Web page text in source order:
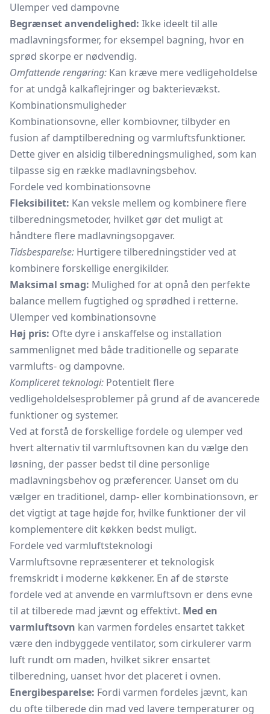
Ulemper ved dampovne
Begrænset anvendelighed: Ikke ideelt til alle
madlavningsformer, for eksempel bagning, hvor en
sprød skorpe er nødvendig.
Omfattende rengøring: Kan kræve mere vedligeholdelse
for at undgå kalkaflejringer og bakterievækst.
Kombinationsmuligheder
Kombinationsovne, eller kombiovner, tilbyder en
fusion af damptilberedning og varmluftsfunktioner.
Dette giver en alsidig tilberedningsmulighed, som kan
tilpasse sig en række madlavningsbehov.
Fordele ved kombinationsovne
Fleksibilitet: Kan veksle mellem og kombinere flere
tilberedningsmetoder, hvilket gør det muligt at
håndtere flere madlavningsopgaver.
Tidsbesparelse: Hurtigere tilberedningstider ved at
kombinere forskellige energikilder.
Maksimal smag: Mulighed for at opnå den perfekte
balance mellem fugtighed og sprødhed i retterne.
Ulemper ved kombinationsovne
Høj pris: Ofte dyre i anskaffelse og installation
sammenlignet med både traditionelle og separate
varmlufts- og dampovne.
Kompliceret teknologi: Potentielt flere
vedligeholdelsesproblemer på grund af de avancerede
funktioner og systemer.
Ved at forstå de forskellige fordele og ulemper ved
hvert alternativ til varmluftsovnen kan du vælge den
løsning, der passer bedst til dine personlige
madlavningsbehov og præferencer. Uanset om du
vælger en traditionel, damp- eller kombinationsovn, er
det vigtigt at tage højde for, hvilke funktioner der vil
komplementere dit køkken bedst muligt.
Fordele ved varmluftsteknologi
Varmluftsovne repræsenterer et teknologisk
fremskridt i moderne køkkener. En af de største
fordele ved at anvende en varmluftsovn er dens evne
til at tilberede mad jævnt og effektivt. Med en
varmluftsovn kan varmen fordeles ensartet takket
være den indbyggede ventilator, som cirkulerer varm
luft rundt om maden, hvilket sikrer ensartet
tilberedning, uanset hvor det placeret i ovnen.
Energibesparelse: Fordi varmen fordeles jævnt, kan
du ofte tilberede din mad ved lavere temperaturer og